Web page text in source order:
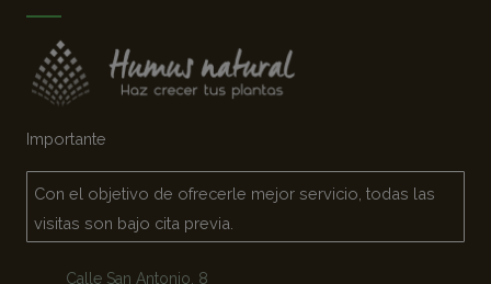
Importante
Con el objetivo de ofrecerle mejor servicio, todas las
visitas son bajo cita previa.
Calle San Antonio, 8